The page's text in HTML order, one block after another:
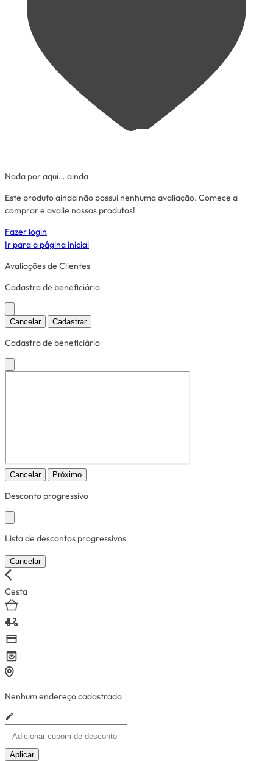
Nada por aqui… ainda
Este produto ainda não possui nenhuma avaliação. Comece a
comprar e avalie nossos produtos!
Fazer login
Ir para a página inicial
Avaliações de Clientes
Cadastro de beneficiário
Cancelar Cadastrar
Cadastro de beneficiário
Cancelar Próximo
Desconto progressivo
Lista de descontos progressivos
Cancelar
Cesta
Nenhum endereço cadastrado
Aplicar